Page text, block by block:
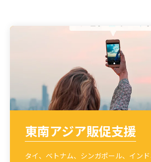
東南アジア販促支援
タイ、ベトナム、シンガポール、イン